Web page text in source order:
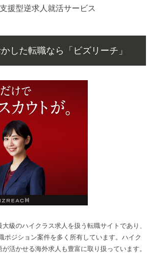
援型逆求人就活サービス
した転職なら「ビズリーチ」
大級のハイクラス求人を扱う転職サイトであり、
ポジション案件を多く所有しています。ハイク
活かせる海外求人も豊富に取り扱っています。